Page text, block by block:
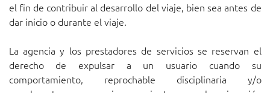
el fin de contribuir al desarrollo del viaje, bien sea antes de
dar inicio o durante el viaje.
La agencia y los prestadores de servicios se reservan el
derecho de expulsar a un usuario cuando su
comportamiento, reprochable disciplinaria y/o